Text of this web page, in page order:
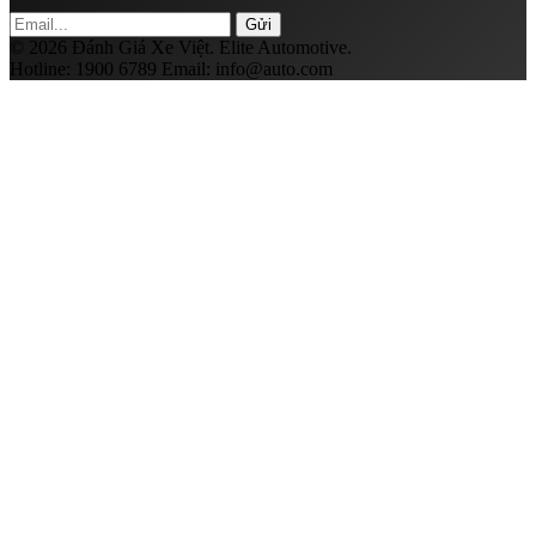
Gửi
© 2026 Đánh Giá Xe Việt. Elite Automotive.
Hotline: 1900 6789 Email: info@auto.com